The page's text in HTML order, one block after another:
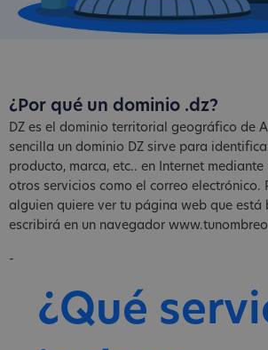
¿Por qué un dominio .dz?
DZ es el dominio territorial geográfico de
sencilla un dominio DZ sirve para
producto, marca, etc.. en Internet
otros servicios como el correo electrónico.
alguien quiere ver tu página web que está
escribirá en un navegador
-
¿Qué